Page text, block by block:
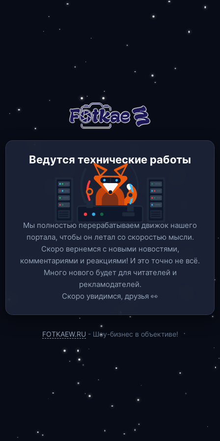
Ведутся технические работы
Мы полностью перерабатываем движок нашего
портала, чтобы он летал со скоростью мысли.
Скоро вернемся c новыми новостями,
комментариями и реакциями! И это точно не всё.
Много нового будет для читателей и
рекламодателей.
Скоро увидимся, друзья 👀
FOTKAEW.RU - Шоу-бизнес в объективе!